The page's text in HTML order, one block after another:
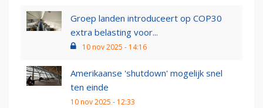
Groep landen introduceert op COP30
extra belasting voor...
10 nov 2025 - 14:16
Amerikaanse 'shutdown' mogelijk snel
ten einde
10 nov 2025 - 12:33